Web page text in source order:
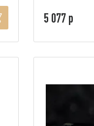
5 077 р